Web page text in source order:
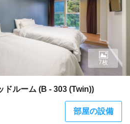
ドルーム (B - 303 (Twin))
部屋の設備
7枚